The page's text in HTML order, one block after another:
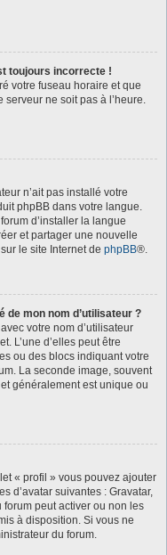
toujours incorrecte !
votre fuseau horaire et que
serveur ne soit pas à l’heure.
n’ait pas installé votre
phpBB dans votre langue.
d’installer la langue
et partager une nouvelle
le site Internet de phpBB®.
mon nom d’utilisateur ?
votre nom d’utilisateur
L’une d’elles peut être
ou des blocs indiquant votre
La seconde image, souvent
généralement est unique ou
« profil » vous pouvez ajouter
d’avatar suivantes : Gravatar,
forum peut activer ou non les
à disposition. Si vous ne
du forum.